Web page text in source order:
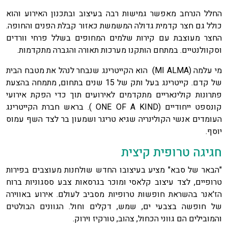
החלל הנרחב מאפשר גמישות רבה בעיצוב ובתכנון האירוע והוא
כולל גם חצר קדמית גדולה המשמשת כאזור קבלת הפנים והחופה.
החצר מעוצבת עם קירות שלמים המחופים בשלל פרחי וורדים
וסקוולנטיים. במתחם הותקנו מערכות תאורה והגברה מתקדמות.
מי עלמה (MI ALMA) הוא הקייטרינג שנבחר לנהל את מטבח הבית
של קדם. קייטרינג בעל ותק של 15 שנים בתחום, מתמחה בהצעת
פתרונות קולינאריים מתקדמים לאירועים תוך כדי הפקת אירועי
קונספט ייחודיים (ONE OF A KIND ). בראש חברת הקייטרינג
העומדים אנשי הקולינריה שגיא טריגר ושמעון בר לצד השף עמוס
יוסף.
חגיגה טרופית קיצית
"הבאר של סבא" מציע בעיצובו החדש שולחנות מעוצבים בפירות
טרופיים, לצד עיצוב קלאסי ומוכר בגרסאות צבע ססגוניות ברוח
הז'אנר בהשראת חופשות טרופיות מסביב לעולם. אירוע באווירה
של חופשה בצבעי ים, שמש, דקלים וחול. הגוונים הבולטים
והמובילים הם גווני הכחול, צהוב, טורקיז וירוק.